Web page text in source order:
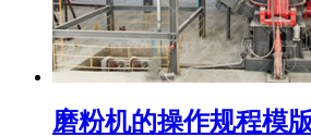
磨粉机的操作规程模